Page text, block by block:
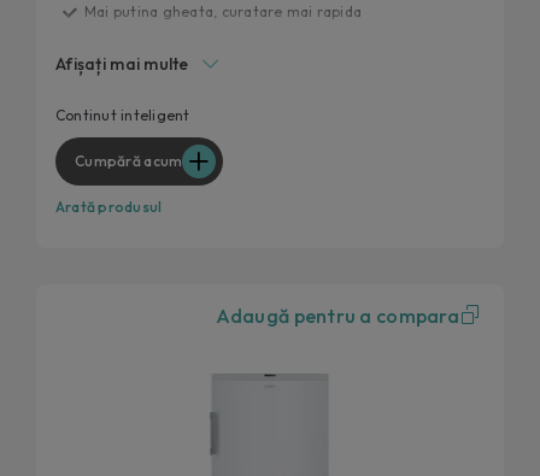
Mai putina gheata, curatare mai rapida
Flexi Space
Ajustare rapida a temperaturii
Continut extra prin hOn
Afișați mai multe
Continut inteligent
Cumpără acum
Arată produsul
Adaugă pentru a compara